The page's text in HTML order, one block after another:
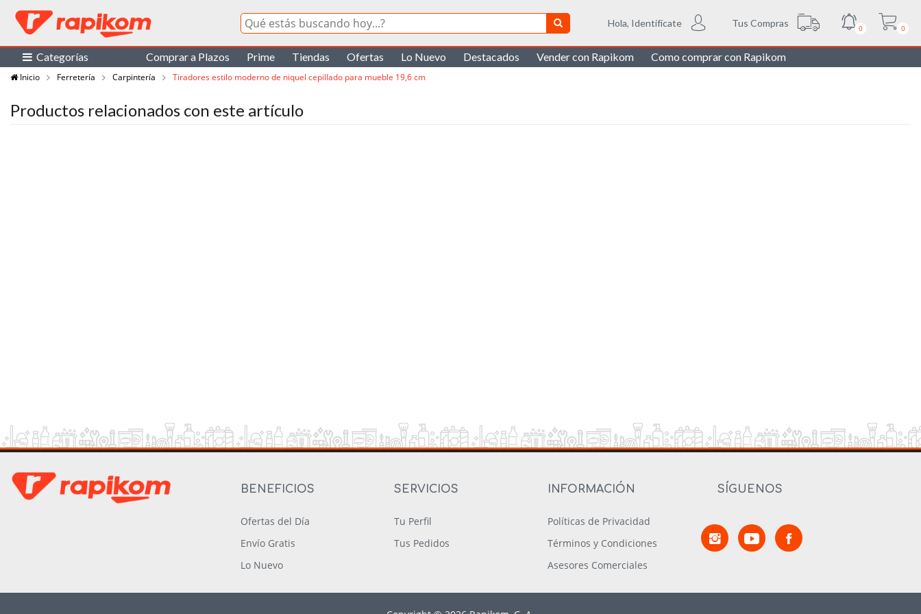
Hola, Identifícate Tus Compras 0 0
Categorías Comprar a Plazos Prime Tiendas Ofertas Lo Nuevo Destacados Vender con Rapikom Como comprar con Rapikom
Inicio Ferretería Carpintería Tiradores estilo moderno de niquel cepillado para mueble 19,6 cm
Productos relacionados con este artículo
BENEFICIOS
Ofertas del Día
Envío Gratis
Lo Nuevo
SERVICIOS
Tu Perfil
Tus Pedidos
INFORMACIÓN
Políticas de Privacidad
Términos y Condiciones
Asesores Comerciales
SÍGUENOS